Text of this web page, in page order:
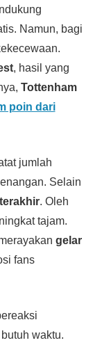
Namun, bagi
, hasil yang
Tottenham
poin dari
jumlah
Selain
. Oleh
tajam.
gelar
fans
waktu.